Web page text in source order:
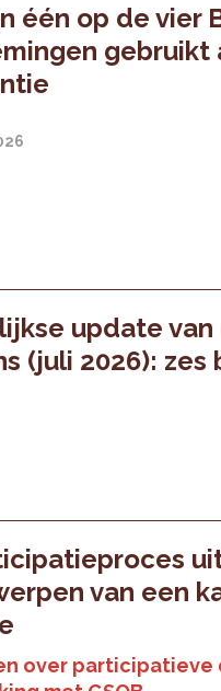
één op de vier
gebruikt
update van
(juli 2026):
van een
over participatieve